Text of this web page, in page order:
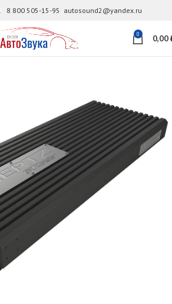
8 800 505-15-95 autosound2@yandex.ru
0 0,00